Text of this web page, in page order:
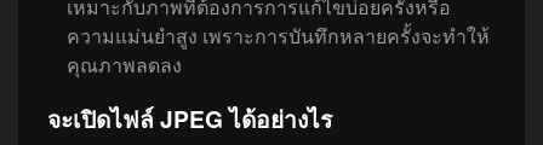
เหมาะกับภาพที่ต้องการการแก้ไขบ่อยครั้งหรือ
ความแม่นยำสูง เพราะการบันทึกหลายครั้งจะทำให้
คุณภาพลดลง
จะเปิดไฟล์ JPEG ได้อย่างไร